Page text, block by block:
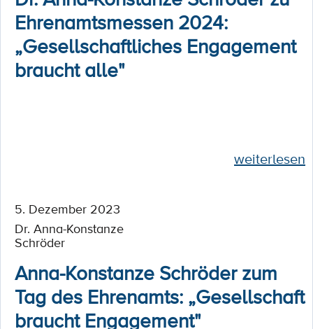
Ehrenamtsmessen 2024:
„Gesellschaftliches Engagement
braucht alle"
weiterlesen
5. Dezember 2023
Dr. Anna-Konstanze
Schröder
Anna-Konstanze Schröder zum
Tag des Ehrenamts: „Gesellschaft
braucht Engagement"